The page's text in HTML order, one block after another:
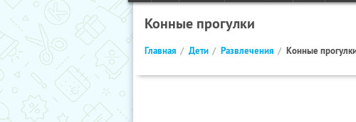
Конные прогулки
Главная Дети Развлечения Конные